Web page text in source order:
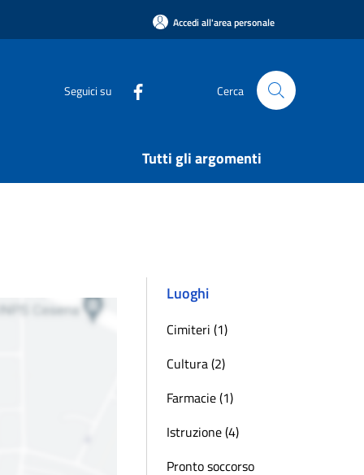
Accedi all'area personale
Seguici su Cerca
Tutti gli argomenti
Luoghi
Cimiteri (1)
Cultura (2)
Farmacie (1)
Istruzione (4)
Pronto soccorso